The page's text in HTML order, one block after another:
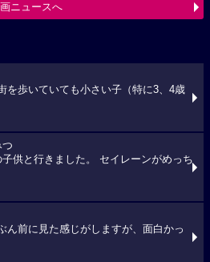
ニュースへ
を歩いていても小さい子（特に3、4歳
供と行きました。 セイレーンがめっち
ん前に見た感じがしますが、面白かっ